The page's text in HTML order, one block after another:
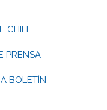
CHILE
PRENSA
BOLETÍN